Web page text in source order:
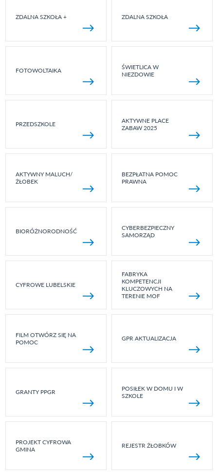
ZDALNA SZKOŁA + ZDALNA SZKOŁA
FOTOWOLTAIKA
ŚWIETLICA W
NIEZDOWIE
PRZEDSZKOLE
AKTYWNE PLACE
ZABAW 2025
AKTYWNY MALUCH/
ŻŁOBEK
BEZPŁATNA POMOC
PRAWNA
BIORÓŻNORODNOŚĆ
CYBERBEZPIECZNY
SAMORZĄD
CYFROWE LUBELSKIE
FABRYKA
KOMPETENCJI
KLUCZOWYCH NA
TERENIE MOF
FILM OTWÓRZ SIĘ NA
POMOC
GPR AKTUALIZACJA
GRANTY PPGR
POSIŁEK W DOMU I W
SZKOLE
PROJEKT CYFROWA
GMINA
REJESTR ŻŁOBKÓW